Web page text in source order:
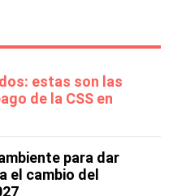
estas son las
de la CSS en
para dar
el cambio del